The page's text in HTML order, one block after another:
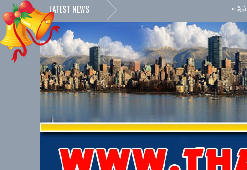
LATEST NEWS நேர்மையான